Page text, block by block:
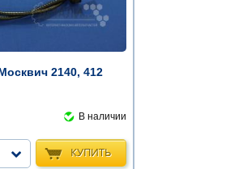
2140, 412
В наличии
КУПИТЬ